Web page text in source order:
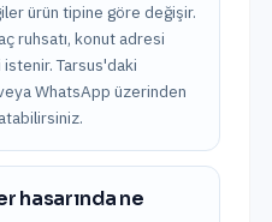
ürün tipine göre değişir.
ruhsatı, konut adresi
Tarsus'daki
WhatsApp üzerinden
hasarında ne